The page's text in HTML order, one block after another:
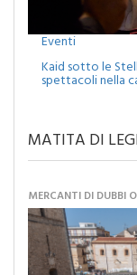
Eventi
Kaid sotto le
MATITA DI
MERCANTI DI DUBBI